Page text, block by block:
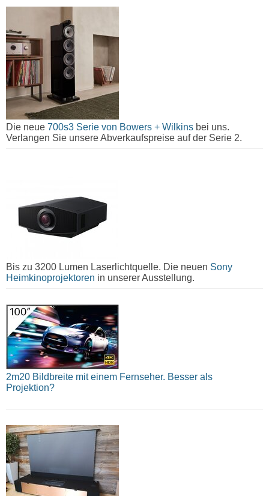
Die neue 700s3 Serie von Bowers + Wilkins bei uns.
Verlangen Sie unsere Abverkaufspreise auf der Serie 2.
Bis zu 3200 Lumen Laserlichtquelle. Die neuen Sony
Heimkinoprojektoren in unserer Ausstellung.
2m20 Bildbreite mit einem Fernseher. Besser als
Projektion?